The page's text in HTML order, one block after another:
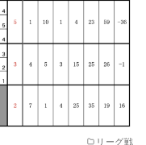
リーグ戦